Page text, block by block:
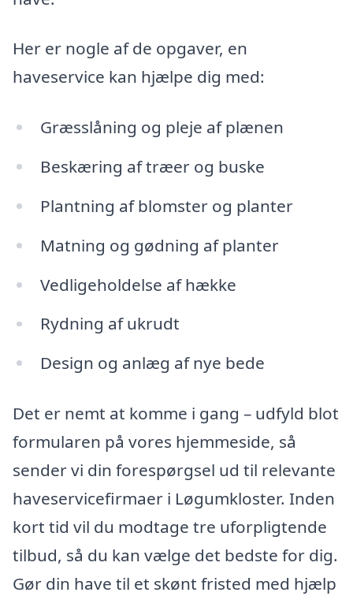
Her er nogle af de opgaver, en
haveservice kan hjælpe dig med:
Græsslåning og pleje af plænen
Beskæring af træer og buske
Plantning af blomster og planter
Matning og gødning af planter
Vedligeholdelse af hække
Rydning af ukrudt
Design og anlæg af nye bede
Det er nemt at komme i gang – udfyld blot
formularen på vores hjemmeside, så
sender vi din forespørgsel ud til relevante
haveservicefirmaer i Løgumkloster. Inden
kort tid vil du modtage tre uforpligtende
tilbud, så du kan vælge det bedste for dig.
Gør din have til et skønt fristed med hjælp